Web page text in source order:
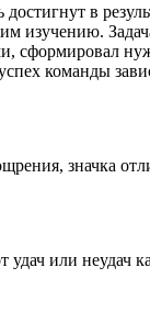
в
сформировал
команды
значка
удач или неудач